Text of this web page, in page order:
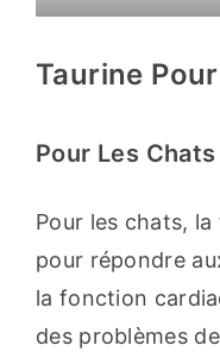
Taurine
Pour Les Chats
Pour les chats,
pour répondre
la fonction
des problèmes